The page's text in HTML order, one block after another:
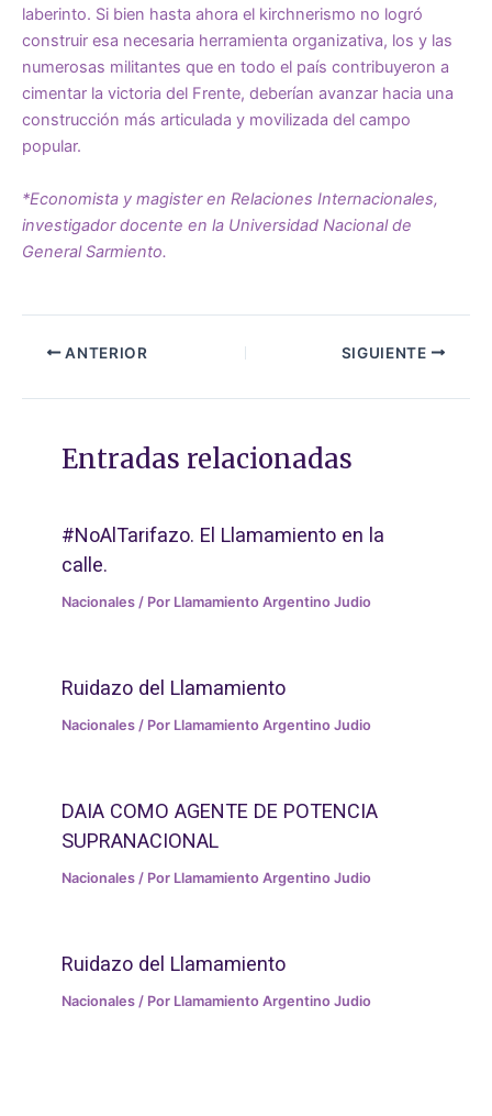
laberinto. Si bien hasta ahora el kirchnerismo no logró
construir esa necesaria herramienta organizativa, los y las
numerosas militantes que en todo el país contribuyeron a
cimentar la victoria del Frente, deberían avanzar hacia una
construcción más articulada y movilizada del campo
popular.
*Economista y magister en Relaciones Internacionales,
investigador docente en la Universidad Nacional de
General Sarmiento.
ANTERIOR SIGUIENTE
Entradas relacionadas
#NoAlTarifazo. El Llamamiento en la
calle.
Nacionales / Por Llamamiento Argentino Judio
Ruidazo del Llamamiento
Nacionales / Por Llamamiento Argentino Judio
DAIA COMO AGENTE DE POTENCIA
SUPRANACIONAL
Nacionales / Por Llamamiento Argentino Judio
Ruidazo del Llamamiento
Nacionales / Por Llamamiento Argentino Judio